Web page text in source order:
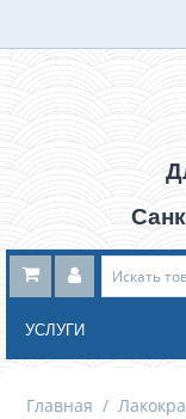
УСЛУГИ
Главная /